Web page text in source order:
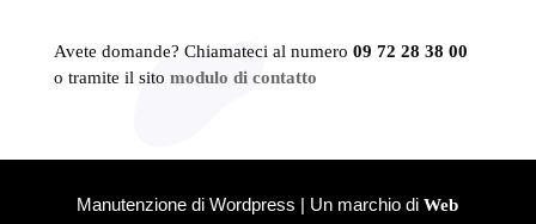
Avete domande? Chiamateci al numero 09 72 28 38 00
o tramite il sito modulo di contatto
Manutenzione di Wordpress | Un marchio diWeb